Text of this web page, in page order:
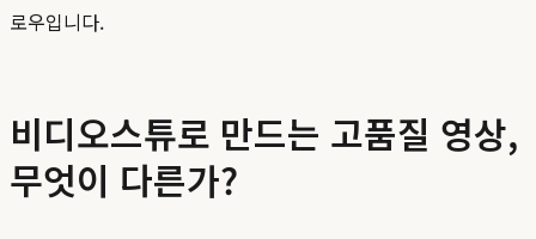
로우입니다.
비디오스튜로 만드는 고품질 영상,
무엇이 다른가?